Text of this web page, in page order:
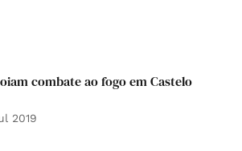
combate ao fogo em Castelo
2019